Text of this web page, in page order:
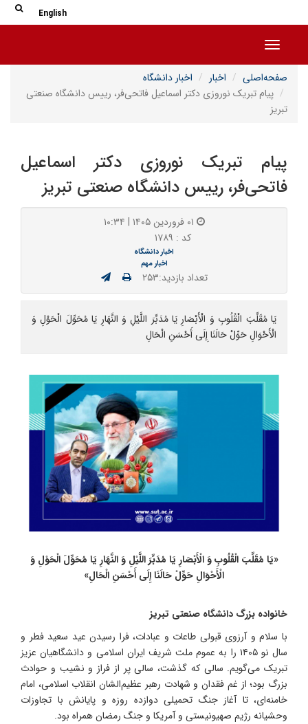
English
Toggle navigation
صفحه‌اصلی اخبار
اخبار دانشگاه
پیام تبریک نوروزی دکتر اسماعیل فاتحی‌فر، رییس دانشگاه صنعتی
تبریز
پیام تبریک نوروزی دکتر اسماعیل
فاتحی‌فر، رییس دانشگاه صنعتی تبریز
کد : ۱۷۸۹
اخبار دانشگاه
اخبار مهم
تعداد بازدید:۲۵۳
یَا مُقَلِّبَ الْقُلُوبِ وَ الْأَبْصَارِ یَا مُدَبِّرَ اللَّیْلِ وَ النَّهَارِ یَا مُحَوِّلَ الْحَوْلِ وَ
الْأَحْوَالِ حَوِّلْ حَالَنَا إِلَی أَحْسَنِ الْحَالِ
«یَا مُقَلِّبَ الْقُلُوبِ وَ الْأَبْصَارِ یَا مُدَبِّرَ اللَّیْلِ وَ النَّهَارِ یَا مُحَوِّلَ الْحَوْلِ وَ
الْأَحْوَالِ حَوِّلْ حَالَنَا إِلَی أَحْسَنِ الْحَالِ»
خانواده بزرگ دانشگاه صنعتی تبریز
با سلام و آرزوی قبولی طاعات و عبادات، فرا رسیدن عید سعید فطر و
سال نو ۱۴۰۵ را به عموم ملت شریف ایران اسلامی و دانشگاهیان عزیز
تبریک می‌گویم. سالی که گذشت، سالی پر از فراز و نشیب و حوادث
بزرگ بود؛ از غم فقدان و شهادت رهبر عظیم‌الشان انقلاب اسلامی، امام
خامنه‌ای، تا آغاز جنگ تحمیلی دوازده روزه و پایانش با تجاوزات
وحشیانه رژیم صهیونیستی و آمریکا و جنگ رمضان همراه بود.